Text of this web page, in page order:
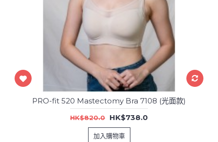
PRO-fit 520 Mastectomy Bra 7108 (光面款)
HK$820.0 HK$738.0
加入購物車